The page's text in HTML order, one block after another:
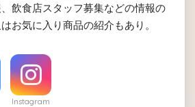
飲食店スタッフ募集などの情報の
お気に入り商品の紹介もあり。
Instagram